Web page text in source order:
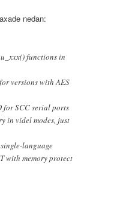
nedan:
functions in
versions with AES
for SCC serial ports
in videl modes, just
language
with memory protect